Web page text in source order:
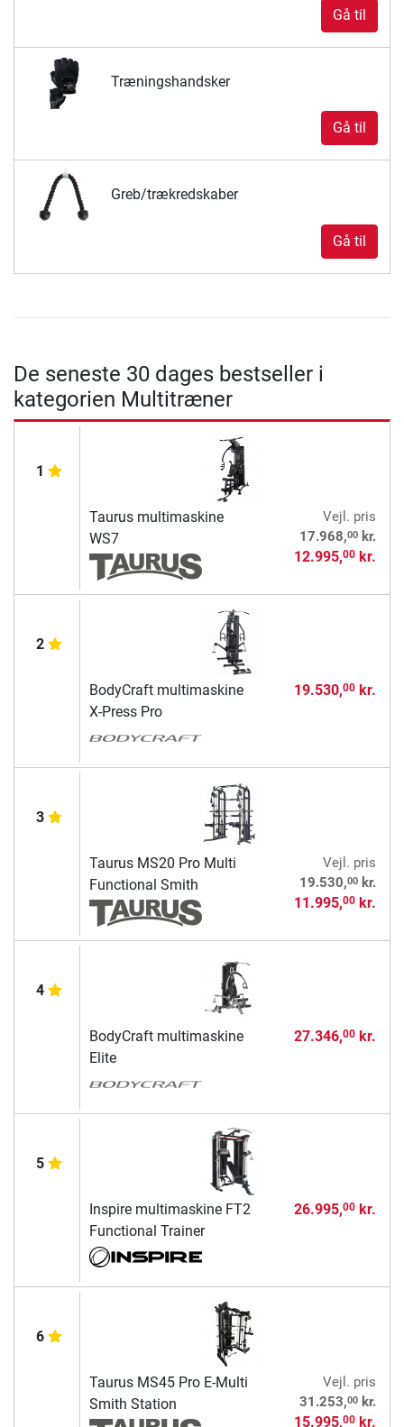
Gå til
Træningshandsker
Gå til
Greb/trækredskaber
Gå til
De seneste 30 dages bestseller i
kategorien Multitræner
1
Taurus multimaskine
WS7
Vejl. pris
17.968,00kr.
12.995,00kr.
2
BodyCraft multimaskine
X-Press Pro
19.530,00kr.
3
Taurus MS20 Pro Multi
Functional Smith
Vejl. pris
19.530,00kr.
11.995,00kr.
4
BodyCraft multimaskine
Elite
27.346,00kr.
5
Inspire multimaskine FT2
Functional Trainer
26.995,00kr.
6
Taurus MS45 Pro E-Multi
Smith Station
Vejl. pris
31.253,00kr.
15.995,00kr.